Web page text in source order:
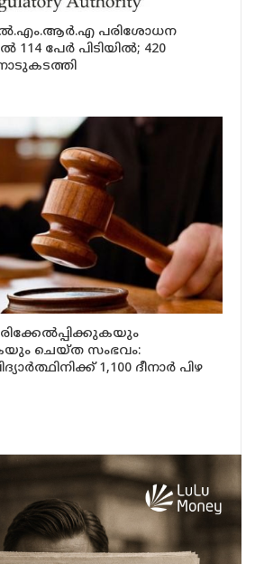
പരിശോധന
പേർ പിടിയിൽ; 420
ചെയ്ത സംഭവം:
1,100 ദീനാർ പിഴ